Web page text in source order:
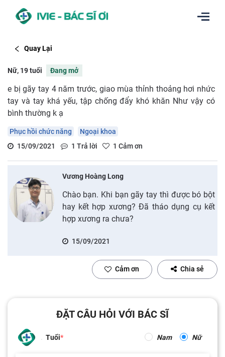
Quay Lại
Nữ, 19 tuổi Đang mở
e bị gãy tay 4 năm trước, giao mùa thỉnh thoảng hơi nhức
tay và tay khá yếu, tập chống đẩy khó khăn Như vậy có
bình thường k ạ
Phục hồi chức năng
Ngoại khoa
15/09/2021
1 Trả lời 1 Cảm ơn
Vương Hoàng Long
Chào bạn. Khi bạn gãy tay thì được bó bột
hay kết hợp xương? Đã tháo dụng cụ kết
hợp xương ra chưa?
15/09/2021
Cảm ơn Chia sẻ
ĐẶT CÂU HỎI VỚI BÁC SĨ
Tuổi Nam Nữ